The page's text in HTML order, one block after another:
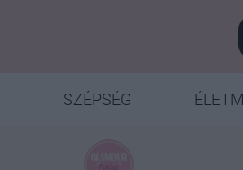
SZÉPSÉG